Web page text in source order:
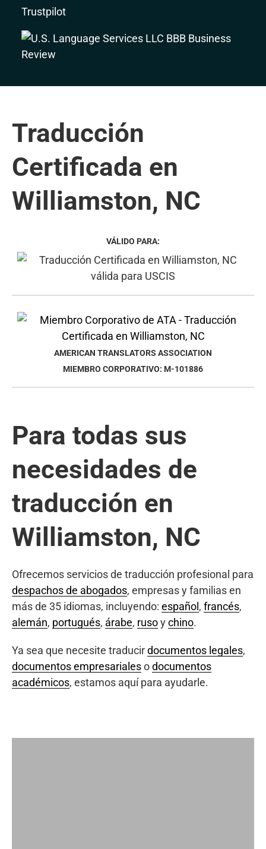
Trustpilot
Traducción
Certificada en
Williamston, NC
VÁLIDO PARA:
AMERICAN TRANSLATORS ASSOCIATION
MIEMBRO CORPORATIVO: M-101886
Para todas sus
necesidades de
traducción en
Williamston, NC
Ofrecemos servicios de traducción profesional para
despachos de abogados, empresas y familias en
más de 35 idiomas, incluyendo: español , francés,
alemán, portugués, árabe, rusoychino.
Ya sea que necesite traducirdocumentos legales,
documentos empresarialesodocumentos
académicos, estamos aquí para ayudarle.